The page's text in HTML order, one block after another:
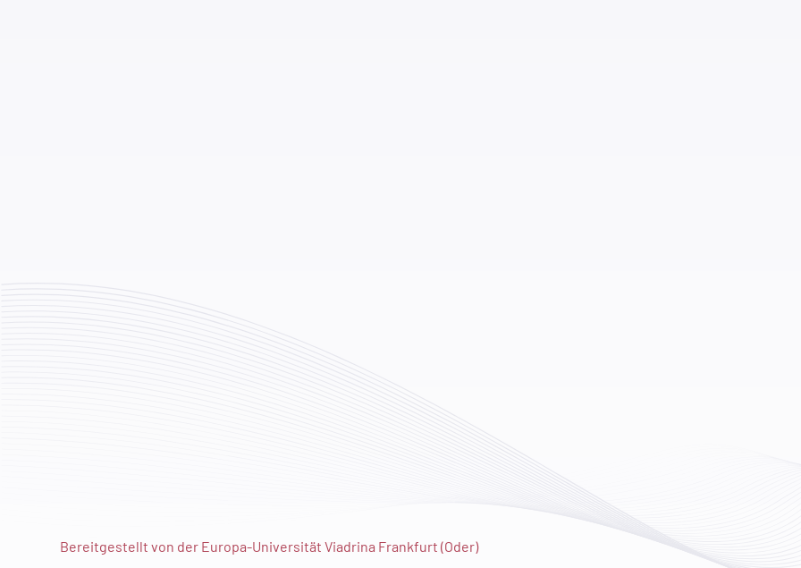
Bereitgestellt von der Europa-Universität Viadrina Frankfurt (Oder)